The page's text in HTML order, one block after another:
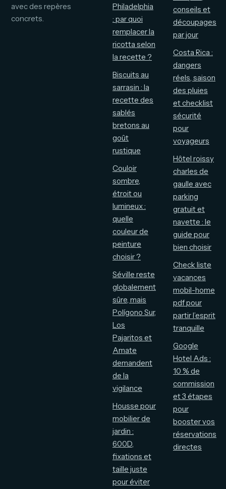
avec des repères
concrets.
Philadelphia
: par quoi
remplacer la
ricotta selon
la recette ?
Biscuits au
sarrasin : la
recette des
sablés
bretons au
goût
rustique
Couloir
sombre,
étroit ou
lumineux :
quelle
couleur de
peinture
choisir ?
Séville reste
globalement
sûre, mais
Polígono Sur,
Los
Pajaritos et
Amate
demandent
de la
vigilance
Housse pour
mobilier de
jardin :
600D,
fixations et
taille juste
pour éviter
conseils et
découpages
par jour
Costa Rica :
dangers
réels, saison
des pluies
et checklist
sécurité
pour
voyageurs
Hôtel roissy
charles de
gaulle avec
parking
gratuit et
navette : le
guide pour
bien choisir
Check liste
vacances
mobil-home
pdf pour
partir l’esprit
tranquille
Google
Hotel Ads :
10 % de
commission
et 3 étapes
pour
booster vos
réservations
directes